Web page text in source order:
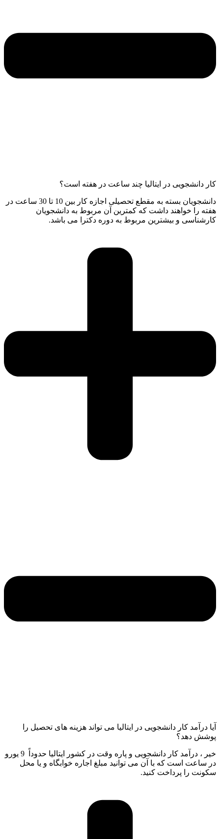
کار دانشجویی در ایتالیا چند ساعت در هفته است؟
دانشجویان بسته به مقطع تحصیلی اجازه کار بین 10 تا 30 ساعت در
هفته را خواهند داشت که کمترین آن مربوط به دانشجویان
کارشناسی و بیشترین مربوط به دوره دکترا می باشد.
آیا درآمد کار دانشجویی در ایتالیا می تواند هزینه های تحصیل را
پوشش دهد؟
خیر ، درآمد کار دانشجویی و پاره وقت در کشور ایتالیا حدوداً 9 یورو
در ساعت است که با آن می توانید مبلغ اجاره خوابگاه و یا محل
سکونت را پرداخت کنید.